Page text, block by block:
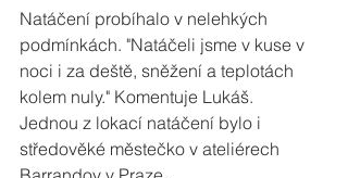
Natáčení probíhalo v nelehkých
podmínkách. "Natáčeli jsme v kuse v
noci i za deště, sněžení a teplotách
kolem nuly." Komentuje Lukáš.
Jednou z lokací natáčení bylo i
středověké městečko v ateliérech